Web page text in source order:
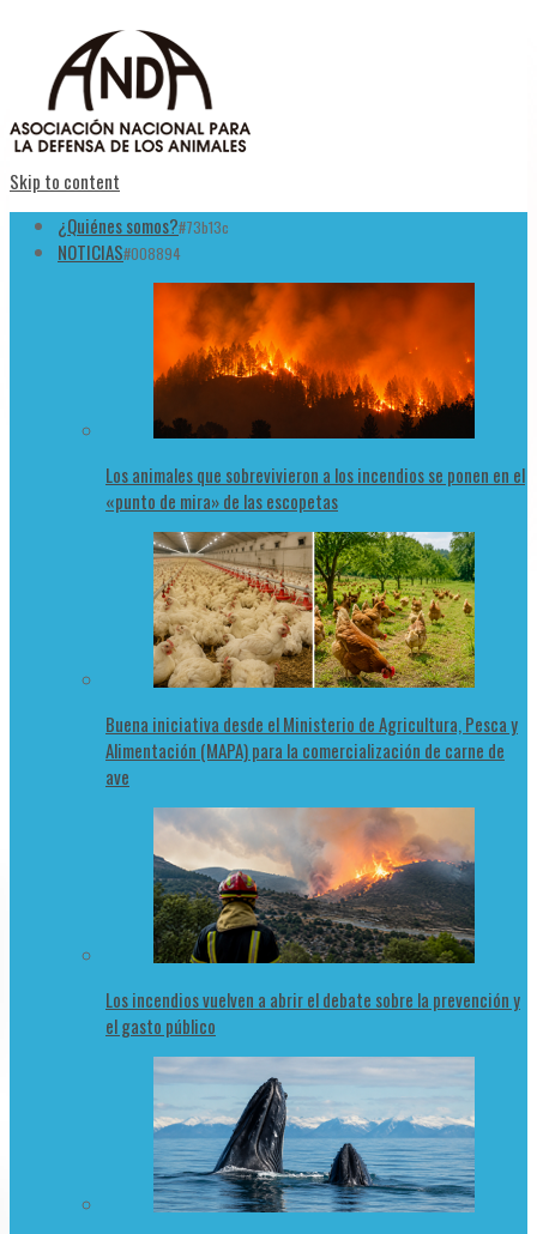
Skip to content
¿Quiénes somos?#73b13c
NOTICIAS#008894
Los animales que sobrevivieron a los incendios se ponen en el
«punto de mira» de las escopetas
Buena iniciativa desde el Ministerio de Agricultura, Pesca y
Alimentación (MAPA) para la comercialización de carne de
ave
Los incendios vuelven a abrir el debate sobre la prevención y
el gasto público